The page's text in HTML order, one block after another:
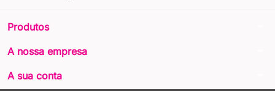
Produtos
A nossa empresa
A sua conta